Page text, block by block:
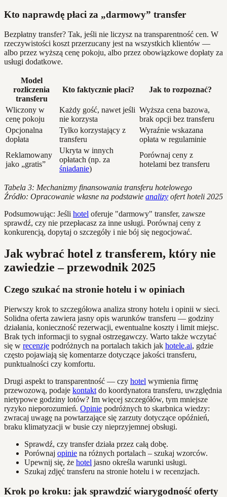
Kto naprawdę płaci za „darmowy” transfer
Bezpłatny transfer? Tak, jeśli nie liczysz na transparentność cen. W
rzeczywistości koszt przerzucany jest na wszystkich klientów —
albo przez wyższą cenę pokoju, albo przez obowiązkowe dopłaty za
usługi dodatkowe.
Model
rozliczenia
transferu
Kto faktycznie płaci? Jak to rozpoznać?
Wliczony w
cenę pokoju
Każdy gość, nawet jeśli
nie korzysta
Wyższa cena bazowa,
brak opcji bez transferu
Opcjonalna
dopłata
Tylko korzystający z
transferu
Wyraźnie wskazana
opłata w regulaminie
Reklamowany
jako „gratis”
Ukryta w innych
opłatach (np. za
śniadanie)
Porównaj ceny z
hotelami bez transferu
Tabela 3: Mechanizmy finansowania transferu hotelowego
Źródło: Opracowanie własne na podstawie analizy ofert hoteli 2025
Podsumowując: Jeśli hotel oferuje "darmowy" transfer, zawsze
sprawdź, czy nie przepłacasz za inne usługi. Porównaj ceny z
konkurencją, dopytaj o szczegóły i nie bój się negocjować.
Jak wybrać hotel z transferem, który nie
zawiedzie – przewodnik 2025
Czego szukać na stronie hotelu i w opiniach
Pierwszy krok to szczegółowa analiza strony hotelu i opinii w sieci.
Solidna oferta zawiera jasny opis warunków transferu — godziny
działania, konieczność rezerwacji, ewentualne koszty i limit miejsc.
Brak tych informacji to sygnał ostrzegawczy. Warto także wczytać
się w recenzje podróżnych na portalach takich jak hotele.ai, gdzie
często pojawiają się komentarze dotyczące jakości transferu,
punktualności czy komfortu.
Drugi aspekt to transparentność — czy hotel wymienia firmę
przewozową, podaje kontakt do koordynatora transferu, uwzględnia
nietypowe godziny lotów? Im więcej szczegółów, tym mniejsze
ryzyko nieporozumień. Opinie podróżnych to skarbnica wiedzy:
zwracaj uwagę na powtarzające się zarzuty dotyczące opóźnień,
braku klimatyzacji w busie czy nieprzyjemnej obsługi.
Sprawdź, czy transfer działa przez całą dobę.
Porównaj opinie na różnych portalach – szukaj wzorców.
Upewnij się, że hotel jasno określa warunki usługi.
Szukaj zdjęć transferu na stronie hotelu i w recenzjach.
Krok po kroku: jak sprawdzić wiarygodność oferty